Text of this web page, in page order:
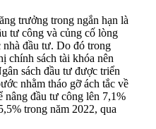
trưởng trong ngắn hạn là
tư công và củng cố lòng
đầu tư. Do đó trong
chính sách tài khóa nên
sách đầu tư được triển
nhằm tháo gỡ ách tắc về
nâng đầu tư công lên 7,1%
trong năm 2022, qua